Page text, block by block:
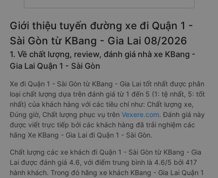
Giới thiệu tuyến đường xe đi Quận 1 -
Sài Gòn từ KBang - Gia Lai 08/2026
1. Về chất lượng, review, đánh giá nhà xe KBang -
Gia Lai Quận 1 - Sài Gòn
Xe đi Quận 1 - Sài Gòn từ KBang - Gia Lai tốt nhất được phân
loại chất lượng dựa trên đánh giá từ 1 đến 5 (1: tệ nhất, 5: tốt
nhất) của khách hàng với các tiêu chí như: Chất lượng xe,
Đúng giờ, Chất lượng phục vụ trên Vexere.com. Đánh giá này
được viết trực tiếp bởi các khách hàng đã trải nghiệm các
hãng Xe KBang - Gia Lai đi Quận 1 - Sài Gòn.
Chất lượng các xe khách đi Quận 1 - Sài Gòn từ KBang - Gia
Lai được đánh giá 4.6, với điểm trung bình là 4.6/5 bởi 417
hành khách. Trong đó hãng xe khách KBang - Gia Lai Quận 1